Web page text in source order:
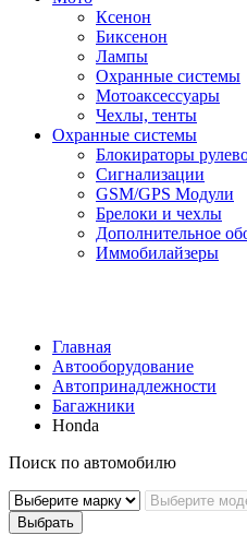
Ксенон
Биксенон
Лампы
Охранные системы
Мотоаксессуары
Чехлы, тенты
Охранные системы
Блокираторы
Сигнализации
GSM/GPS Модули
Брелоки и чехлы
Дополнительное
Иммобилайзеры
Главная
Автооборудование
Автопринадлежности
Багажники
Honda
Поиск по автомобилю